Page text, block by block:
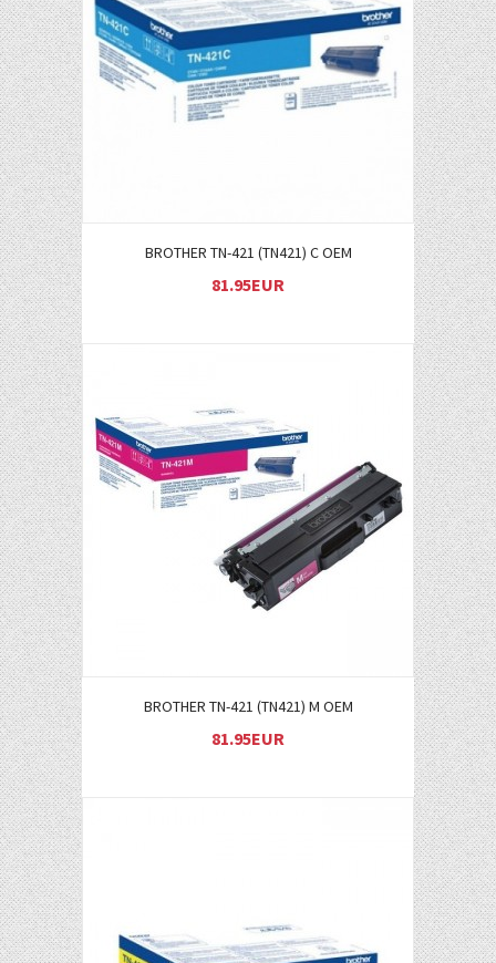
Į KREPŠELĮ
BROTHER TN-421 (TN421) C OEM
81.95EUR
Į KREPŠELĮ
BROTHER TN-421 (TN421) M OEM
81.95EUR
Į KREPŠELĮ